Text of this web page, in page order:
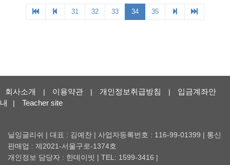
회사소개 | 이용약관 | 개인정보취급방침 |
입금계좌안
내
| Teacher site
닐잉글리쉬 | 대표 : 김예찬 | 사업자등록번호 : 116-99-01399 | 통신
판매업 : 제2021-서울구로-1374호
개인정보 담당자 : 한데이빗 | TEL: 1599-3416 |